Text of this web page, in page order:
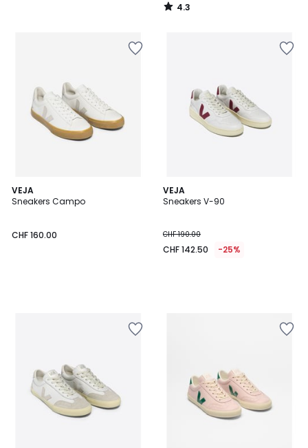
4.3
/
VEJA
Sneakers Campo
CHF 160.00
VEJA
Sneakers V-90
CHF 190.00
CHF 142.50 -25%